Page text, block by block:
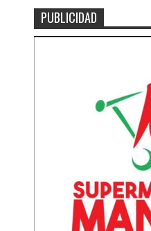
PUBLICIDAD